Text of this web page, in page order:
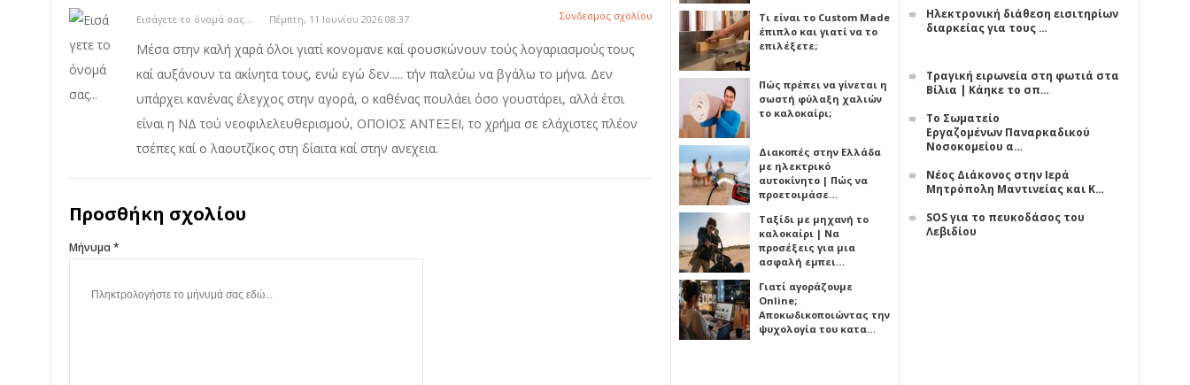
Εισάγετε το όνομά σας... Πέμπτη, 11 Ιουνίου 2026 08:37 Σύνδεσμος σχολίου
Μέσα στην καλή χαρά όλοι γιατί κονομανε καί φουσκώνουν τούς λογαριασμούς τους
καί αυξάνουν τα ακίνητα τους, ενώ εγώ δεν..... τήν παλεύω να βγάλω το μήνα. Δεν
υπάρχει κανένας έλεγχος στην αγορά, ο καθένας πουλάει όσο γουστάρει, αλλά έτσι
είναι η ΝΔ τού νεοφιλελευθερισμού, ΟΠΟΙΟΣ ΑΝΤΕΞΕΙ, το χρήμα σε ελάχιστες πλέον
τσέπες καί ο λαουτζίκος στη δίαιτα καί στην ανεχεια.
Προσθήκη σχολίου
Μήνυμα *
Τι είναι το Custom Made
έπιπλο και γιατί να το
επιλέξετε;
Πώς πρέπει να γίνεται η
σωστή φύλαξη χαλιών
το καλοκαίρι;
Διακοπές στην Ελλάδα
με ηλεκτρικό
αυτοκίνητο | Πώς να
προετοιμάσε…
Ταξίδι με μηχανή το
καλοκαίρι | Να
προσέξεις για μια
ασφαλή εμπει…
Γιατί αγοράζουμε
Online;
Αποκωδικοποιώντας την
ψυχολογία του κατα…
Ηλεκτρονική διάθεση εισιτηρίων
διαρκείας για τους …
Τραγική ειρωνεία στη φωτιά στα
Βίλια | Κάηκε το σπ…
Το Σωματείο
Εργαζομένων Παναρκαδικού
Νοσοκομείου α…
Νέος Διάκονος στην Ιερά
Μητρόπολη Μαντινείας και Κ…
SOS για το πευκοδάσος του
Λεβιδίου